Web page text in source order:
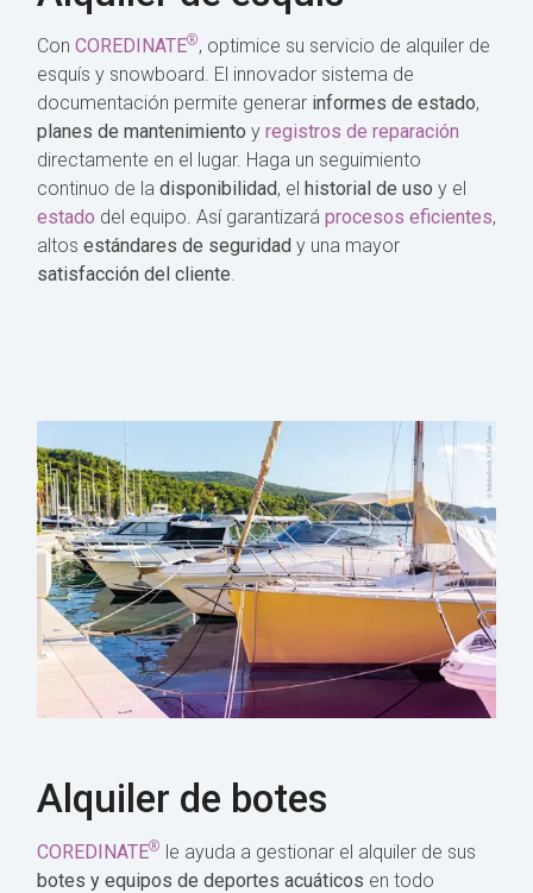
Con COREDINATE®, optimice su servicio de alquiler de
esquís y snowboard. El innovador sistema de
documentación permite generar informes de estado,
planes de mantenimiento y registros de reparación
directamente en el lugar. Haga un seguimiento
continuo de la disponibilidad, el historial de uso y el
estado del equipo. Así garantizará procesos eficientes,
altos estándares de seguridad y una mayor
satisfacción del cliente.
Alquiler de botes
COREDINATE® le ayuda a gestionar el alquiler de sus
botes y equipos de deportes acuáticos en todo